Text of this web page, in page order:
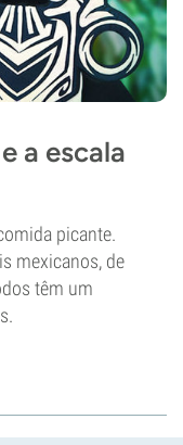
a escala
picante.
mexicanos, de
têm um